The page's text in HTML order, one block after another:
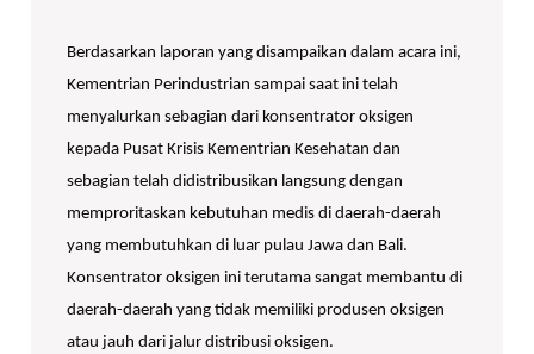
Berdasarkan laporan yang disampaikan dalam acara ini,
Kementrian Perindustrian sampai saat ini telah
menyalurkan sebagian dari konsentrator oksigen
kepada Pusat Krisis Kementrian Kesehatan dan
sebagian telah didistribusikan langsung dengan
memproritaskan kebutuhan medis di daerah-daerah
yang membutuhkan di luar pulau Jawa dan Bali.
Konsentrator oksigen ini terutama sangat membantu di
daerah-daerah yang tidak memiliki produsen oksigen
atau jauh dari jalur distribusi oksigen.